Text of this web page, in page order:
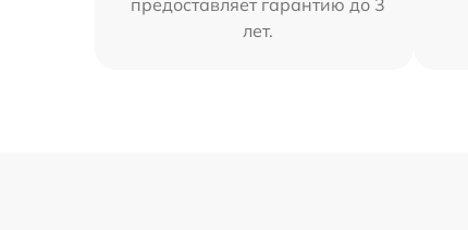
предоставляет гарантию до 3
лет.